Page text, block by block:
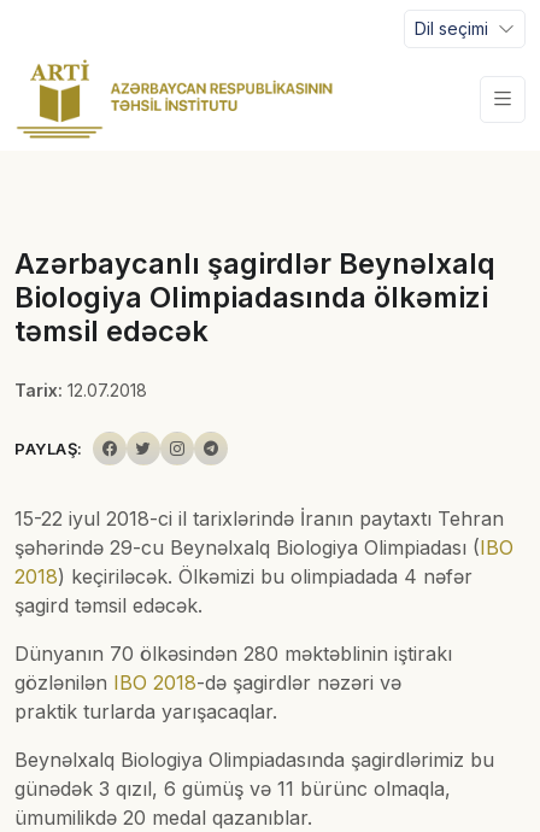
Dil seçimi
Azərbaycanlı şagirdlər Beynəlxalq
Biologiya Olimpiadasında ölkəmizi
təmsil edəcək
Tarix: 12.07.2018
PAYLAŞ:
15-22 iyul 2018-ci il tarixlərində İranın paytaxtı Tehran
şəhərində 29-cu Beynəlxalq Biologiya Olimpiadası (IBO
2018) keçiriləcək. Ölkəmizi bu olimpiadada 4 nəfər
şagird təmsil edəcək.
Dünyanın 70 ölkəsindən 280 məktəblinin iştirakı
gözlənilən IBO 2018-də şagirdlər nəzəri və
praktik turlarda yarışacaqlar.
Beynəlxalq Biologiya Olimpiadasında şagirdlərimiz bu
günədək 3 qızıl, 6 gümüş və 11 bürünc olmaqla,
ümumilikdə 20 medal qazanıblar.